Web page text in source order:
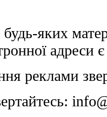
яких
адреси
реклами